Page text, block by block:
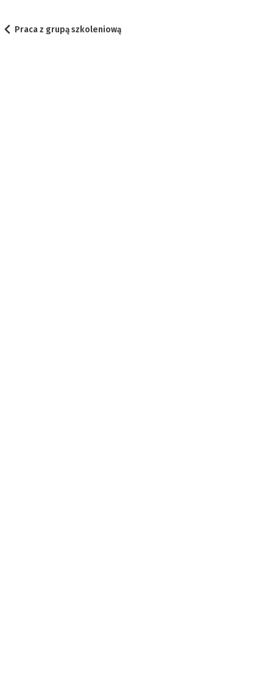
wkrótce!
Praca z grupą szkoleniową